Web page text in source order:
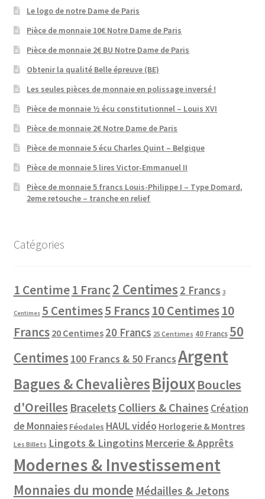
Le logo de notre Dame de Paris
Pièce de monnaie 10€ Notre Dame de Paris
Pièce de monnaie 2€ BU Notre Dame de Paris
Obtenir la qualité Belle épreuve (BE)
Les seules pièces de monnaie en polissage inversé !
Pièce de monnaie ½ écu constitutionnel – Louis XVI
Pièce de monnaie 2€ Notre Dame de Paris
Pièce de monnaie 5 écu Charles Quint – Belgique
Pièce de monnaie 5 lires Victor-Emmanuel II
Pièce de monnaie 5 francs Louis-Philippe I – Type Domard,
2eme retouche – tranche en relief
Catégories
1 Centime1 Franc2 Centimes 2 Francs 3
Centimes 5 Centimes5 Francs10 Centimes10
Francs 20 Centimes 20 Francs 25 Centimes 40 Francs 50
Centimes 100 Francs & 50 FrancsArgent
Bagues & ChevalièresBijouxBoucles
d'Oreilles Bracelets Colliers & Chaines Création
de Monnaies Féodales HAUL vidéo Horlogerie & Montres
Les Billets Lingots & Lingotins Mercerie & Apprêts
Modernes & Investissement
Monnaies du monde Médailles & Jetons